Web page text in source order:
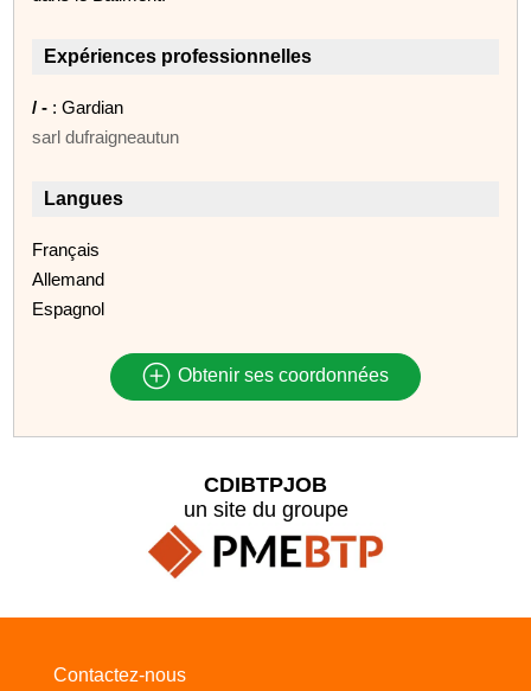
Expériences professionnelles
/ - : Gardian
sarl dufraigneautun
Langues
Français
Allemand
Espagnol
Obtenir ses coordonnées
CDIBTPJOB
un site du groupe
Contactez-nous